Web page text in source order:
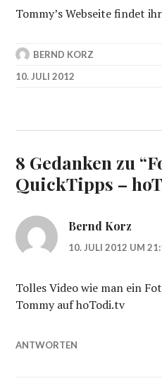
Tommy’s Webseite findet
BERND KORZ
10. JULI 2012
8 Gedanken zu “
QuickTipps –
Bernd Korz
10. JULI 2012 UM
Tolles Video wie man ein
Tommy auf hoTodi.tv
ANTWORTEN